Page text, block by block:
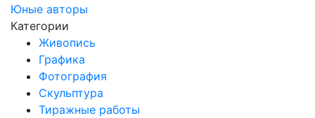
Юные авторы
Категории
Живопись
Графика
Фотография
Скульптура
Тиражные работы